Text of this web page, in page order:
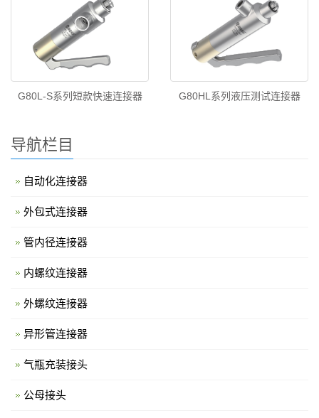
G80L-S系列短款快速连接器 G80HL系列液压测试连接器
导航栏目
自动化连接器
外包式连接器
管内径连接器
内螺纹连接器
外螺纹连接器
异形管连接器
气瓶充装接头
公母接头